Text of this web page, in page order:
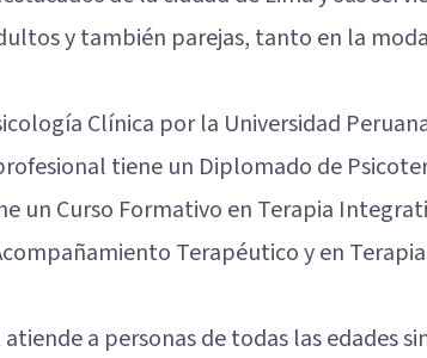
y también parejas, tanto en la
Clínica por la Universidad
tiene un Diplomado de
un Curso Formativo en Terapia
Terapéutico y en
a personas de todas las edades